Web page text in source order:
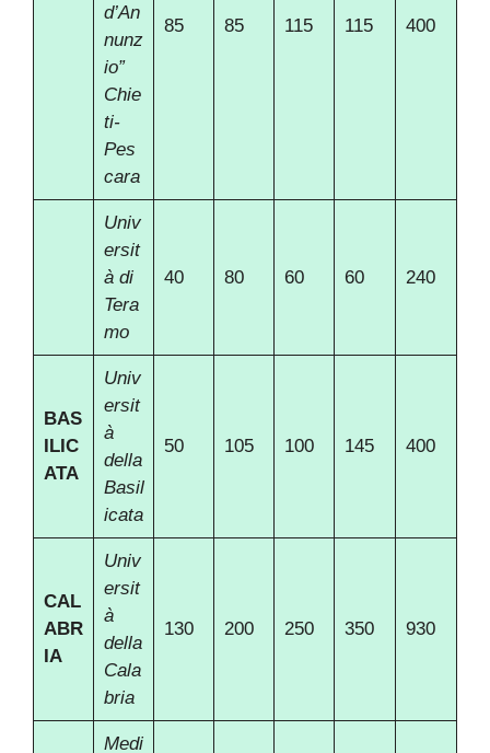
d’An
nunz
io”
Chie
ti-
Pes
cara
85 85 115 115 400
Univ
ersit
à di
Tera
mo
40 80 60 60 240
BAS
ILIC
ATA
Univ
ersit
à
della
Basil
icata
50 105 100 145 400
CAL
ABR
IA
Univ
ersit
à
della
Cala
bria
130 200 250 350 930
Medi